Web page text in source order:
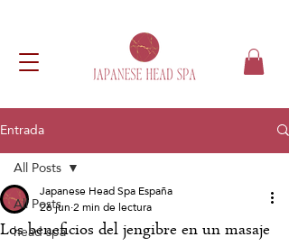
Entrada
All Posts
head spa
All Posts
Los beneficios del jengibre en un masaje
Japanese Head Spa España
26 jun2 min de lectura